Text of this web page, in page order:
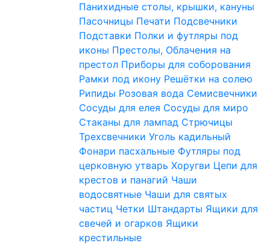
Панихидные столы, крышки, кануны
Пасочницы Печати Подсвечники
Подставки Полки и футляры под
иконы Престолы, Облачения на
престол Приборы для соборования
Рамки под икону Решётки на солею
Рипиды Розовая вода Семисвечники
Сосуды для елея Сосуды для миро
Стаканы для лампад Стрючицы
Трехсвечники Уголь кадильный
Фонари пасхальные Футляры под
церковную утварь Хоругви Цепи для
крестов и панагий Чаши
водосвятные Чаши для святых
частиц Четки Штандарты Ящики для
свечей и огарков Ящики
крестильные